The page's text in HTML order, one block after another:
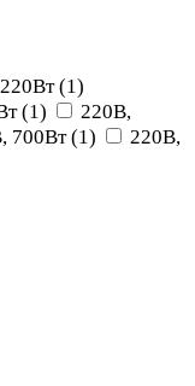
(1)
(1)
220В,
700Вт(1)
220В,